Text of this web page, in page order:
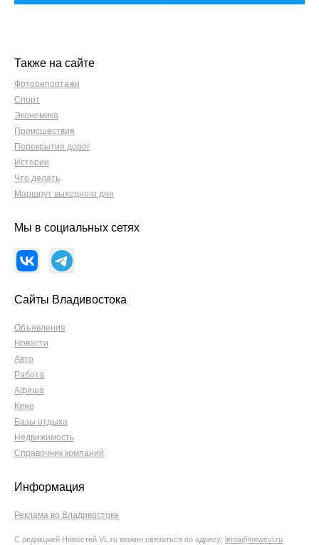
Также на сайте
Фоторепортажи
Спорт
Экономика
Происшествия
Перекрытия дорог
Истории
Что делать
Маршрут выходного дня
Мы в социальных сетях
Сайты Владивостока
Объявления
Новости
Авто
Работа
Афиша
Кино
Базы отдыха
Недвижимость
Справочник компаний
Информация
Реклама во Владивостоке
С редакцией Новостей VL.ru можно связаться по адресу: lenta@newsvl.ru